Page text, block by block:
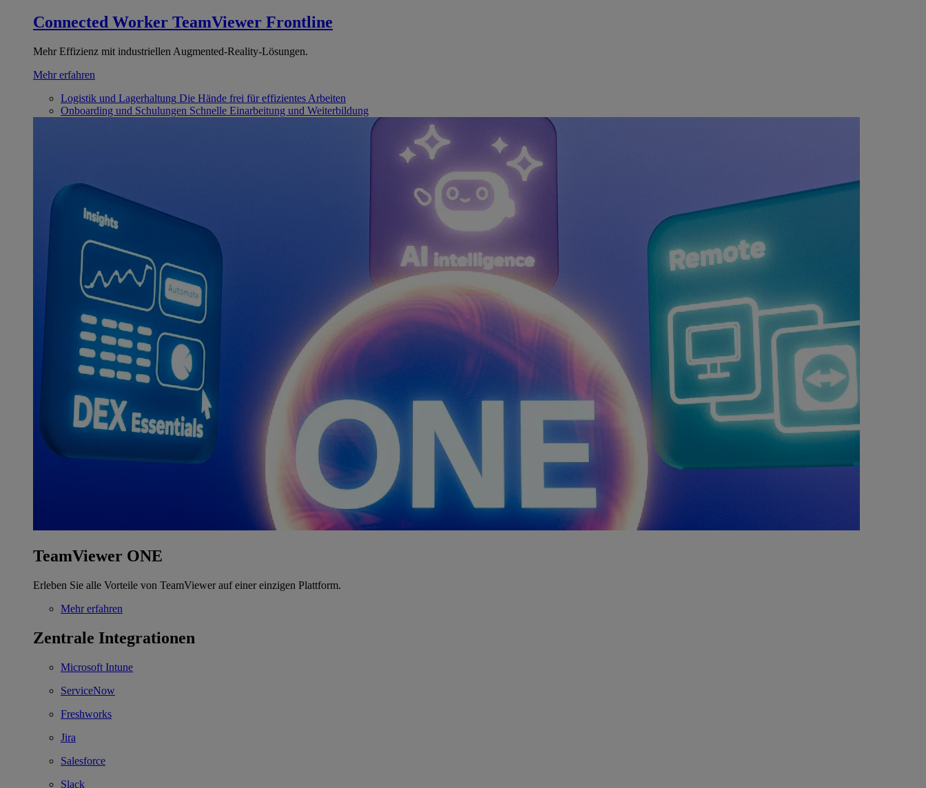
Connected Worker TeamViewer Frontline
Mehr Effizienz mit industriellen Augmented-Reality-Lösungen.
Mehr erfahren
Logistik und Lagerhaltung Die Hände frei für effizientes Arbeiten
Onboarding und Schulungen Schnelle Einarbeitung und Weiterbildung
TeamViewer ONE
Erleben Sie alle Vorteile von TeamViewer auf einer einzigen Plattform.
Mehr erfahren
Zentrale Integrationen
Microsoft Intune
ServiceNow
Freshworks
Jira
Salesforce
Slack